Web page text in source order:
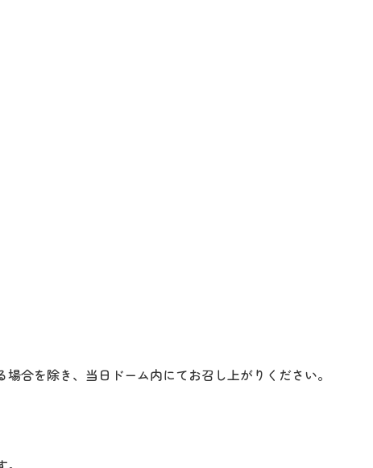
合を除き、当日ドーム内にてお召し上がりください。